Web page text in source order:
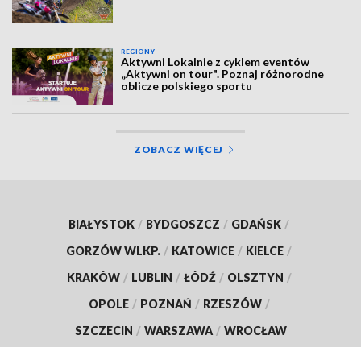
REGIONY
Aktywni Lokalnie z cyklem eventów
„Aktywni on tour". Poznaj różnorodne
oblicze polskiego sportu
ZOBACZ WIĘCEJ
BIAŁYSTOK / BYDGOSZCZ / GDAŃSK /
GORZÓW WLKP. / KATOWICE / KIELCE /
KRAKÓW / LUBLIN / ŁÓDŹ / OLSZTYN /
OPOLE / POZNAŃ / RZESZÓW /
SZCZECIN / WARSZAWA / WROCŁAW